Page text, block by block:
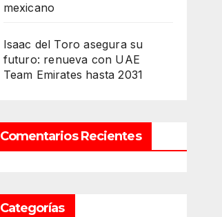
mexicano
Isaac del Toro asegura su
futuro: renueva con UAE
Team Emirates hasta 2031
Comentarios Recientes
Categorías